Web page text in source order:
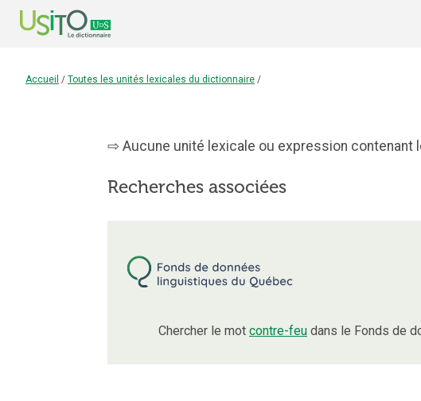
Accueil / Toutes les unités lexicales du dictionnaire /
Aucune unité lexicale ou expression contenant
Recherches associées
Chercher le mot contre-feu dans le Fonds de